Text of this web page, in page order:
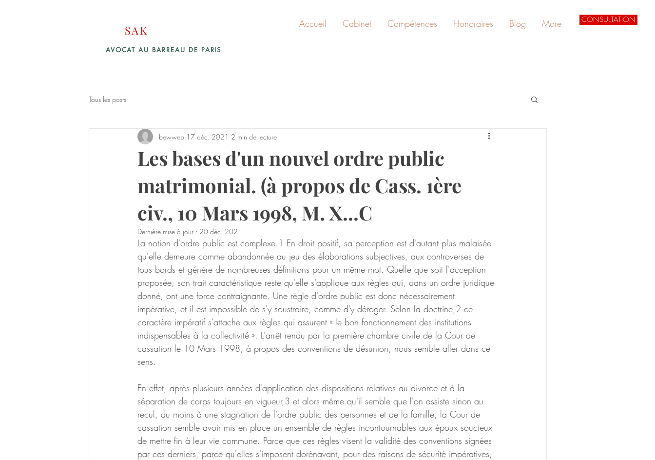
CONSULTATION
SAK Accueil Cabinet Compétences Honoraires Blog More
AVOCAT AU BARREAU DE PARIS
Tous les posts
Les bases d'un nouvel ordre public
matrimonial. (à propos de Cass. 1ère
civ., 10 Mars 1998, M. X...C
bewweb 17 déc. 2021 2 min de lecture
Dernière mise à jour : 20 déc. 2021
La notion d'ordre public est complexe.1 En droit positif, sa perception est d'autant plus malaisée
qu'elle demeure comme abandonnée au jeu des élaborations subjectives, aux controverses de
tous bords et génère de nombreuses définitions pour un même mot. Quelle que soit l'acception
proposée, son trait caractéristique reste qu'elle s'applique aux règles qui, dans un ordre juridique
donné, ont une force contraignante. Une règle d'ordre public est donc nécessairement
impérative, et il est impossible de s'y soustraire, comme d'y déroger. Selon la doctrine,2 ce
caractère impératif s'attache aux règles qui assurent « le bon fonctionnement des institutions
indispensables à la collectivité ». L'arrêt rendu par la première chambre civile de la Cour de
cassation le 10 Mars 1998, à propos des conventions de désunion, nous semble aller dans ce
sens.
En effet, après plusieurs années d'application des dispositions relatives au divorce et à la
séparation de corps toujours en vigueur,3 et alors même qu'il semble que l'on assiste sinon au
recul, du moins à une stagnation de l'ordre public des personnes et de la famille, la Cour de
cassation semble avoir mis en place un ensemble de règles incontournables aux époux soucieux
de mettre fin à leur vie commune. Parce que ces règles visent la validité des conventions signées
par ces derniers, parce qu'elles s'imposent dorénavant, pour des raisons de sécurité impératives,